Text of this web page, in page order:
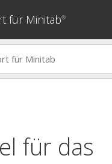
für Minitab®
für das